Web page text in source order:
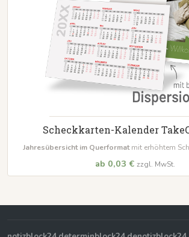
Scheckkarten-Kalender
Jahresübersicht im Querformatmit erhöhtem
ab 0,03 € zzgl. MwSt.